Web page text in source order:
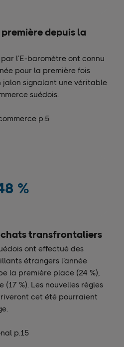
depuis la
l’E-baromètre ont connu
pour la première fois
jalon signalant une véritable
suédois.
p.5
%
transfrontaliers
ont effectué des
étrangers l’année
la première place (24 %),
(17 %). Les nouvelles règles
cet été pourraient
p.15